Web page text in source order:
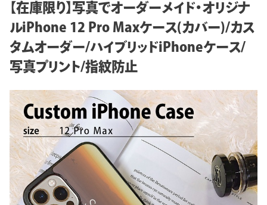
【在庫限り】写真でオーダーメイド・オリジナ
ルiPhone 12 Pro Maxケース(カバー)/カス
タムオーダー/ハイブリッドiPhoneケース/
写真プリント/指紋防止